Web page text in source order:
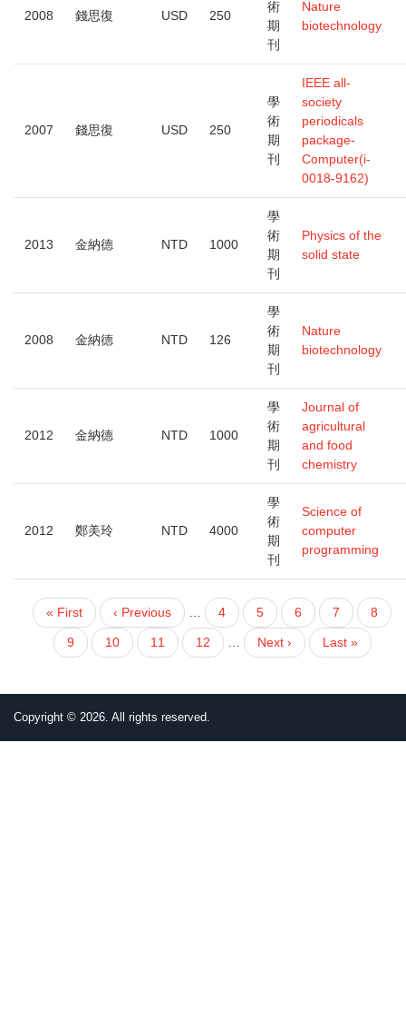
2008 錢思復 USD 250
術
期
刊
Nature
biotechnology
2007 錢思復 USD 250
學
術
期
刊
IEEE all-
society
periodicals
package-
Computer(i-
0018-9162)
2013 金納德 NTD 1000
學
術
期
刊
Physics of the
solid state
2008 金納德 NTD 126
學
術
期
刊
Nature
biotechnology
2012 金納德 NTD 1000
學
術
期
刊
Journal of
agricultural
and food
chemistry
2012 鄭美玲 NTD 4000
學
術
期
刊
Science of
computer
programming
PAGINATION
First
page
« First
Previous
page
‹ Previous
頁
面
4
頁
面
5
頁
面
6
頁
面
7
目
前
頁
8
頁
面
9
頁
面
10
頁
面
11
頁
面
12
下
一
Next ›
Last
page
Last »
Copyright © 2026. All rights reserved.